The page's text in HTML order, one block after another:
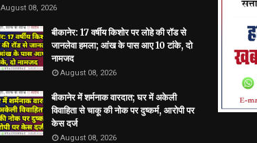
August 08, 2026
बीकानेर: 17 वर्षीय किशोर पर लोहे की रॉड से
जानलेवा हमला; आंख के पास आए 10 टांके, दो
नामजद
August 08, 2026
बीकानेर में शर्मनाक वारदात; घर में अकेली
विवाहिता से चाकू की नोक पर दुष्कर्म, आरोपी पर
केस दर्ज
August 08, 2026